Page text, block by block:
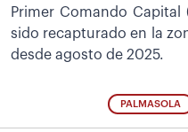
Primer Comando Capital
sido recapturado en la
desde agosto de 2025.
PALMASOLA